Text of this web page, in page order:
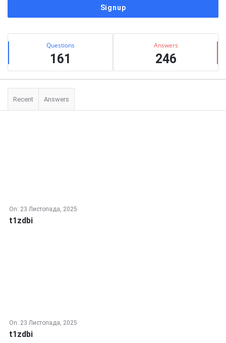
Сидіння
Stats Questions
161
Answers
246
Recent Answers
On: 23 Листопада, 2025
t1zdbi
On: 23 Листопада, 2025
t1zdbi